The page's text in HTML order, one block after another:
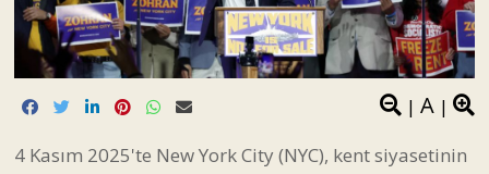
| A |
4 Kasım 2025'te New York City (NYC), kent siyasetinin